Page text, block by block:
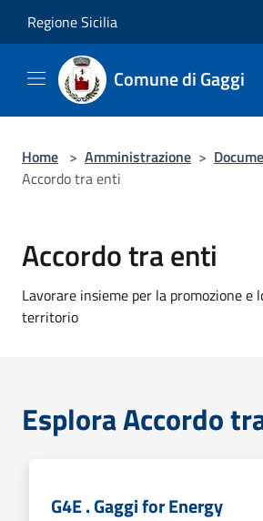
Regione Sicilia
Comune di Gaggi
Home > Amministrazione >
Accordo tra enti
Accordo tra enti
Lavorare insieme per la promozione e
territorio
Esplora Accordo
G4E . Gaggi for Energy